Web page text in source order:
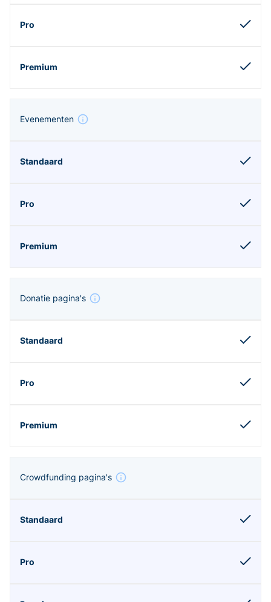
Evenementen
Donatie pagina's
Crowdfunding pagina's